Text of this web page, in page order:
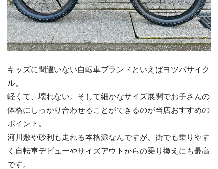
キッズに間違いない自転車ブランドといえばヨツバサイク
ル。
軽くて、壊れない。そして細かなサイズ展開でお子さんの
体格にしっかり合わせることができるのが当店おすすめの
ポイント。
河川敷や砂利も走れる本格派なんですが、街でも乗りやす
く自転車デビューやサイズアウトからの乗り換えにも最高
です。